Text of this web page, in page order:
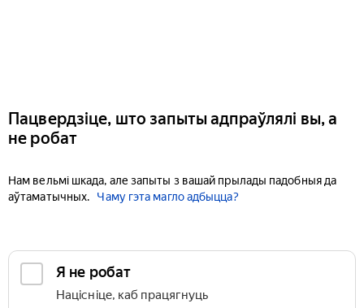
Пацвердзіце, што запыты адпраўлялі вы, а
не робат
Нам вельмі шкада, але запыты з вашай прылады падобныя да
аўтаматычных.
Чаму гэта магло адбыцца?
Я не робат
Націсніце, каб працягнуць